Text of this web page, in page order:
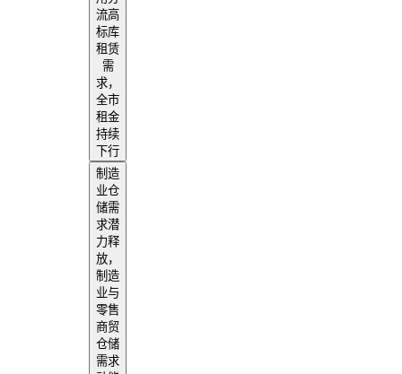
流高
标库
租赁
需
求，
全市
租金
持续
下行
制造
业仓
储需
求潜
力释
放，
制造
业与
零售
商贸
仓储
需求